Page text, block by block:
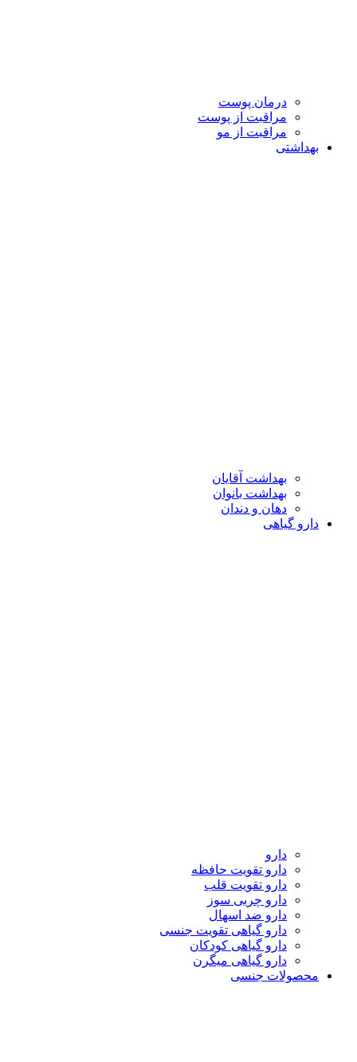
درمان پوست
مراقبت از پوست
مراقبت از مو
بهداشتی
بهداشت آقایان
بهداشت بانوان
دهان و دندان
دارو گیاهی
دارو
دارو تقویت حافظه
دارو تقویت قلب
دارو چربی سوز
دارو ضد اسهال
دارو گیاهی تقویت جنسی
دارو گیاهی کودکان
دارو گیاهی میگرن
محصولات جنسی